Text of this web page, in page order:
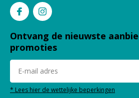
Ontvang de nieuwste
promoties
* Lees hier de wettelijke beperkingen